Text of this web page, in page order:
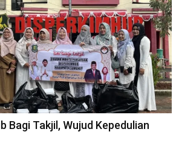
Bagi Takjil, Wujud Kepedulian